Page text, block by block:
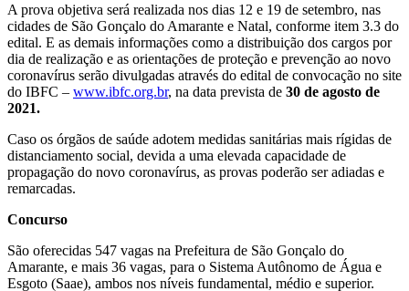
A prova objetiva será realizada nos dias 12 e 19 de setembro, nas
cidades de São Gonçalo do Amarante e Natal, conforme item 3.3 do
edital. E as demais informações como a distribuição dos cargos por
dia de realização e as orientações de proteção e prevenção ao novo
coronavírus serão divulgadas através do edital de convocação no site
do IBFC – www.ibfc.org.br, na data prevista de 30 de agosto de
2021.
Caso os órgãos de saúde adotem medidas sanitárias mais rígidas de
distanciamento social, devida a uma elevada capacidade de
propagação do novo coronavírus, as provas poderão ser adiadas e
remarcadas.
Concurso
São oferecidas 547 vagas na Prefeitura de São Gonçalo do
Amarante, e mais 36 vagas, para o Sistema Autônomo de Água e
Esgoto (Saae), ambos nos níveis fundamental, médio e superior.